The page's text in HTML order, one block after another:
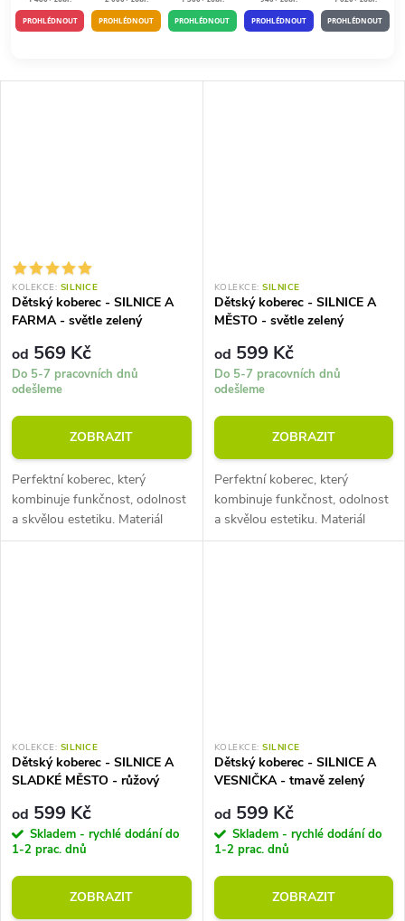
PROHLÉDNOUT PROHLÉDNOUT PROHLÉDNOUT PROHLÉDNOUT PROHLÉDNOUT
KOLEKCE: SILNICE
Dětský koberec - SILNICE A
FARMA - světle zelený
od 569 Kč
Do 5-7 pracovních dnů
odešleme
ZOBRAZIT
Perfektní koberec, který
kombinuje funkčnost, odolnost
a skvělou estetiku. Materiál
polyester (odolný vůči zašpinění
KOLEKCE: SILNICE
Dětský koberec - SILNICE A
MĚSTO - světle zelený
od 599 Kč
Do 5-7 pracovních dnů
odešleme
ZOBRAZIT
Perfektní koberec, který
kombinuje funkčnost, odolnost
a skvělou estetiku. Materiál
polyester (odolný vůči zašpinění
KOLEKCE: SILNICE
Dětský koberec - SILNICE A
SLADKÉ MĚSTO - růžový
od 599 Kč
Skladem - rychlé dodání do
1-2 prac. dnů
ZOBRAZIT
KOLEKCE: SILNICE
Dětský koberec - SILNICE A
VESNIČKA - tmavě zelený
od 599 Kč
Skladem - rychlé dodání do
1-2 prac. dnů
ZOBRAZIT